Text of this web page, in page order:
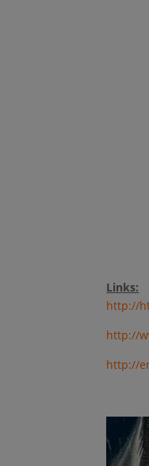
Links:
http://
http://
http://